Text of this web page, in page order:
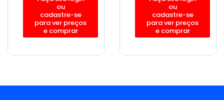
ou
cadastre-se
para ver preços
e comprar
ou
cadastre-se
para ver preços
e comprar